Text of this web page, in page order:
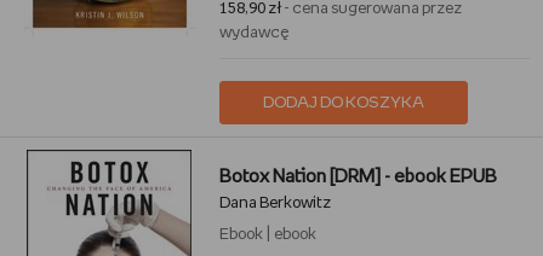
158,90 zł- cena sugerowana przez
wydawcę
DODAJ DO KOSZYKA
Botox Nation [DRM] - ebook EPUB
Dana Berkowitz
Ebook
ebook